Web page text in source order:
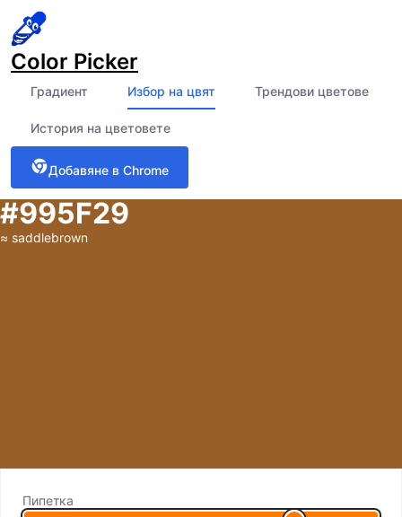
Color Picker
Градиент Избор на цвят Трендови цветове
История на цветовете
Добавяне в Chrome
#995F29
≈ saddlebrown
Пипетка